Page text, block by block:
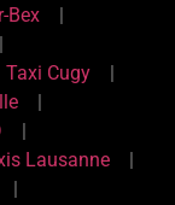
Bex
Taxi Cugy
Lausanne